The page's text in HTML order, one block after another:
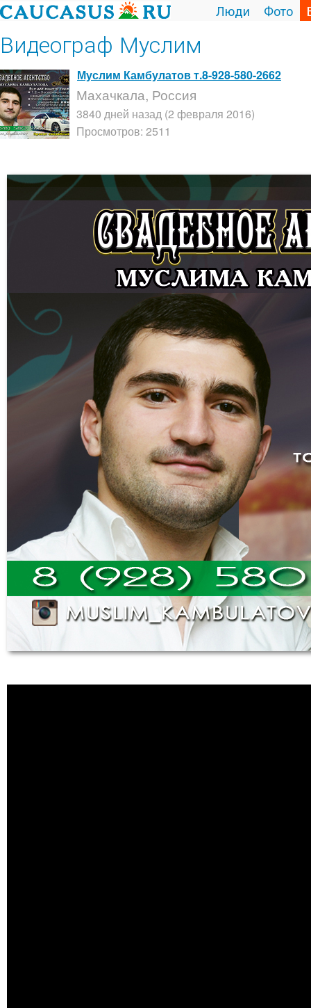
Люди Фото
Видеограф Муслим
Муслим Камбулатов т.8-928-580-2662
Махачкала, Россия
3840 дней назад (2 февраля 2016)
Просмотров: 2511